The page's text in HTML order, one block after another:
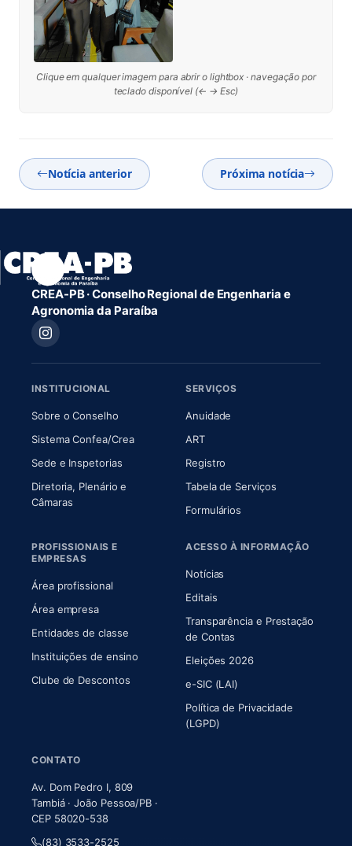
Clique em qualquer imagem para abrir o lightbox · navegação por
teclado disponível (← → Esc)
Notícia anterior Próxima notícia
CREA-PB · Conselho Regional de Engenharia e
Agronomia da Paraíba
INSTITUCIONAL
Sobre o Conselho(abre em nova aba)
Sistema Confea/Crea(abre em nova aba)
Sede e Inspetorias
Diretoria, Plenário e
Câmaras(abre em nova aba)
SERVIÇOS
Anuidade
ART(abre em nova aba)
Registro
Tabela de Serviços
Formulários
PROFISSIONAIS E
EMPRESAS
Área profissional
Área empresa
Entidades de classe
Instituições de ensino
Clube de Descontos
ACESSO À INFORMAÇÃO
Notícias
Editais
Transparência e Prestação
de Contas
Eleições 2026
e-SIC (LAI)
Política de Privacidade
(LGPD)
CONTATO
Av. Dom Pedro I, 809
Tambiá · João Pessoa/PB ·
CEP 58020-538
(83) 3533-2525